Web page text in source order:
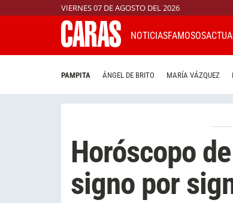
VIERNES 07 DE AGOSTO DEL 2026
NOTICIASFAMOSOS
PAMPITA ÁNGEL DE BRITO MARÍA VÁZQUEZ
Horóscopo
signo por